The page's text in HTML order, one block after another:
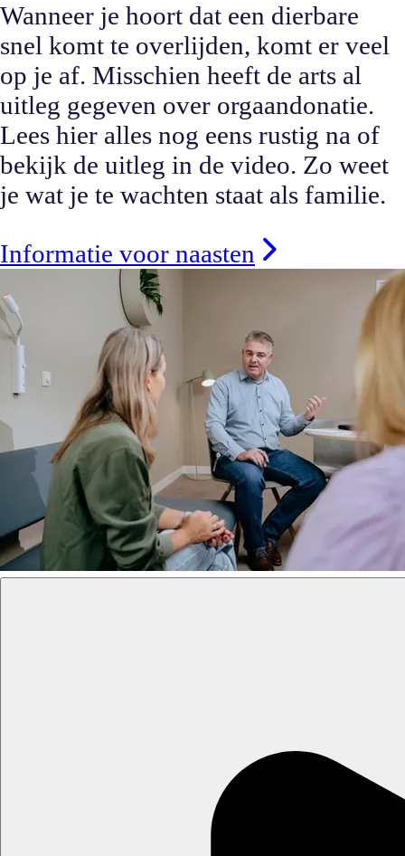
Wanneer je hoort dat een dierbare
snel komt te overlijden, komt er veel
op je af. Misschien heeft de arts al
uitleg gegeven over orgaandonatie.
Lees hier alles nog eens rustig na of
bekijk de uitleg in de video. Zo weet
je wat je te wachten staat als familie.
Informatie voor naasten